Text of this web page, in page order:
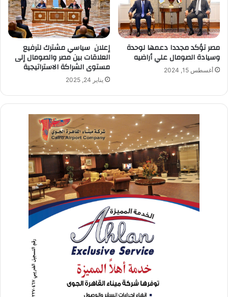
مصر تؤكد مجددا دعمها لوحدة
وسيادة الصومال علي أراضيه
أغسطس 15, 2024
إعلان سياسي مشترك لترفيع
العلاقات بين مصر والصومال إلى
مستوى الشراكة الاستراتيجية
يناير 24, 2025